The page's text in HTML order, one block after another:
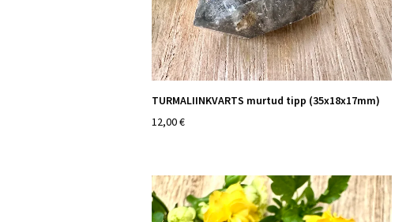
TURMALIINKVARTS murtud tipp (35x18x17mm)
12,00 €